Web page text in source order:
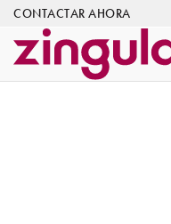
CONTACTAR AHORA